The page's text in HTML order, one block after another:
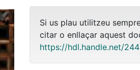
Si us plau utilitzeu
citar o enllaçar aquest
https://hdl.handle.net/